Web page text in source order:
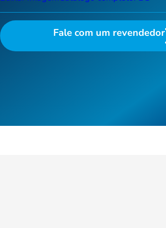
Fale com um revendedor